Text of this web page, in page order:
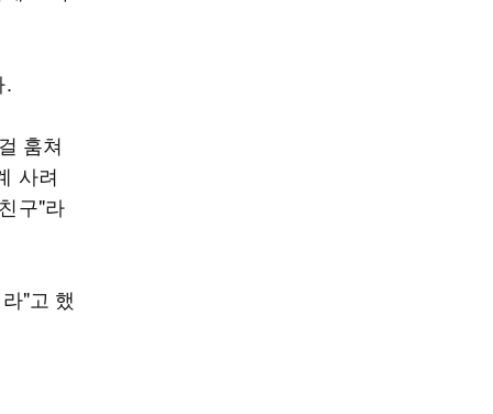
.
훔쳐
사려
구"라
"고 했